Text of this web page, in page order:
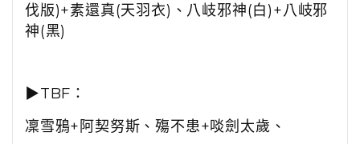
伐版)+素還真(天羽衣)、八岐邪神(白)+八岐邪
神(黑)
▶TBF：
凜雪鴉+阿契努斯、殤不患+啖劍太歲、